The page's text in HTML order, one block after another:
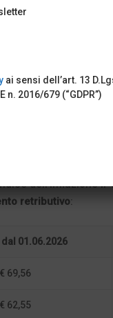
nel
dell’inflazione
retributivo:
01.06.2026
€ 69,56
€ 62,55
ai sensi dell’art. 13
2016/679 (“GDPR”)